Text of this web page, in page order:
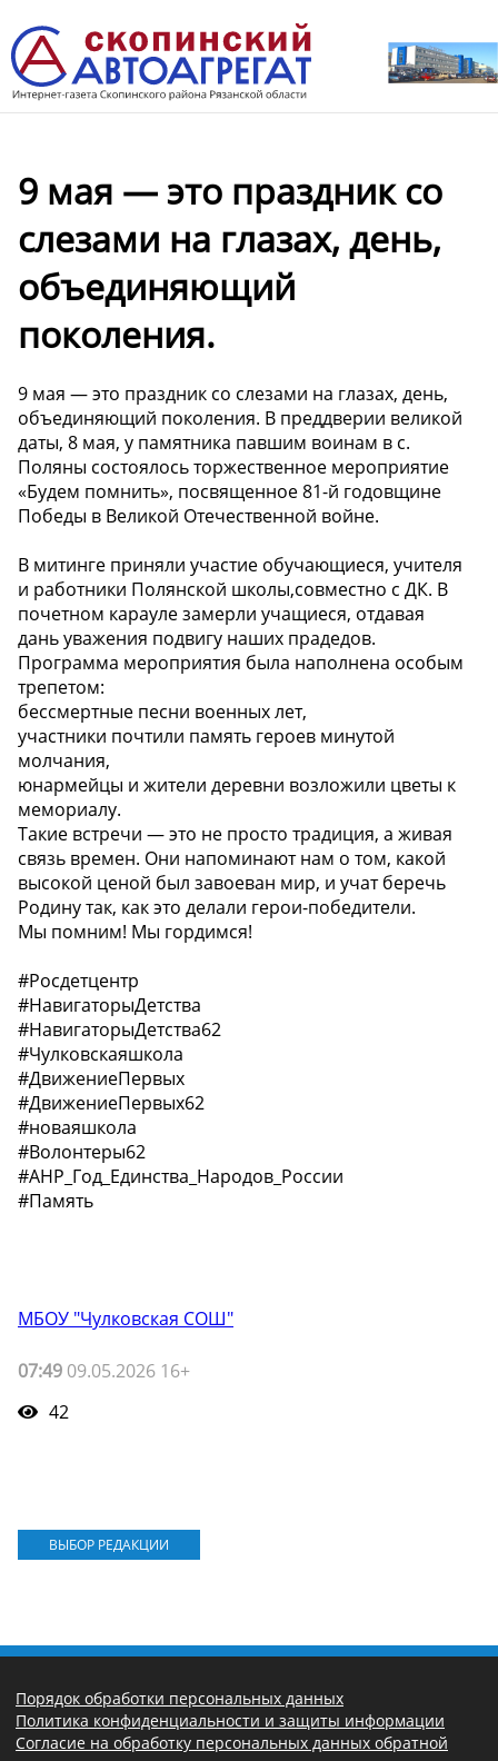
9 мая — это праздник со
слезами на глазах, день,
объединяющий
поколения.
9 мая — это праздник со слезами на глазах, день,
объединяющий поколения. В преддверии великой
даты, 8 мая, у памятника павшим воинам в с.
Поляны состоялось торжественное мероприятие
«Будем помнить», посвященное 81-й годовщине
Победы в Великой Отечественной войне.
В митинге приняли участие обучающиеся, учителя
и работники Полянской школы,совместно с ДК. В
почетном карауле замерли учащиеся, отдавая
дань уважения подвигу наших прадедов.
Программа мероприятия была наполнена особым
трепетом:
бессмертные песни военных лет,
участники почтили память героев минутой
молчания,
юнармейцы и жители деревни возложили цветы к
мемориалу.
Такие встречи — это не просто традиция, а живая
связь времен. Они напоминают нам о том, какой
высокой ценой был завоеван мир, и учат беречь
Родину так, как это делали герои-победители.
Мы помним! Мы гордимся!
#Росдетцентр
#НавигаторыДетства
#НавигаторыДетства62
#Чулковскаяшкола
#ДвижениеПервых
#ДвижениеПервых62
#новаяшкола
#Волонтеры62
#АНР_Год_Единства_Народов_России
#Память
МБОУ "Чулковская СОШ"
07:49 09.05.2026 16+
42
ВЫБОР РЕДАКЦИИ
Порядок обработки персональных данных
Политика конфиденциальности и защиты информации
Согласие на обработку персональных данных обратной